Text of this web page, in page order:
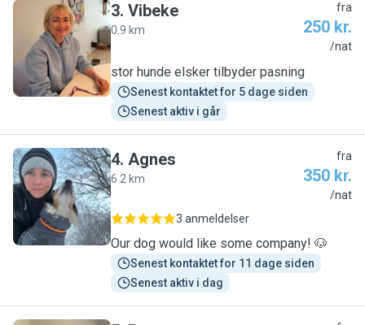
V
3. Vibeke
0.9 km
fra
250 kr.
/nat
stor hunde elsker tilbyder pasning
Senest kontaktet for 5 dage siden
Senest aktiv i går
A
4. Agnes
6.2 km
fra
350 kr.
/nat
3 anmeldelser
Our dog would like some company! 🐶
Senest kontaktet for 11 dage siden
Senest aktiv i dag